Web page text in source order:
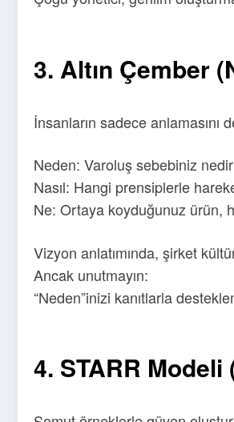
3. Altın Çember
İnsanların sadece anlamasını
Neden: Varoluş sebebiniz
Nasıl: Hangi prensiplerle
Ne: Ortaya koyduğunuz ürün,
Vizyon anlatımında, şirket
Ancak unutmayın:
“Neden”inizi kanıtlarla
4. STARR Modeli